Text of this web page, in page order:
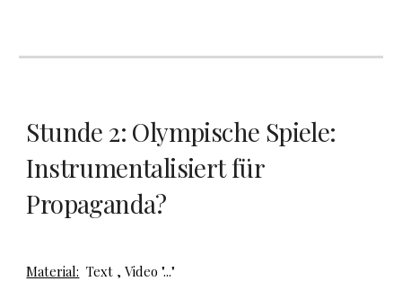
Stunde 2: Olympische Spiele:
Instrumentalisiert für
Propaganda?
Material: Text ,Video "..."